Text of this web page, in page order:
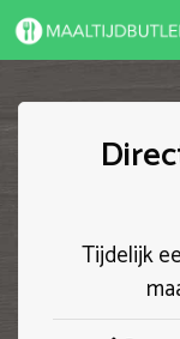
Spring
naar
Tijdelijk